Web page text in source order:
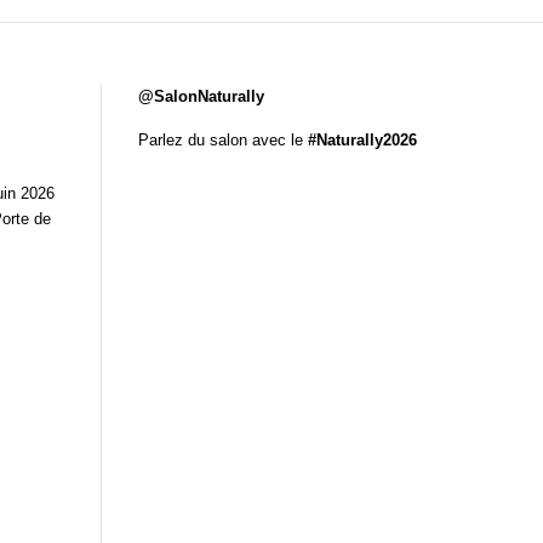
2026
de
@SalonNaturally
Parlez du salon avec le #Naturally2026